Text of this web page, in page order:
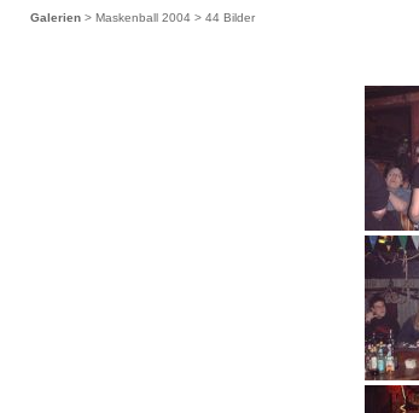
Galerien > Maskenball 2004 > 44 Bilder